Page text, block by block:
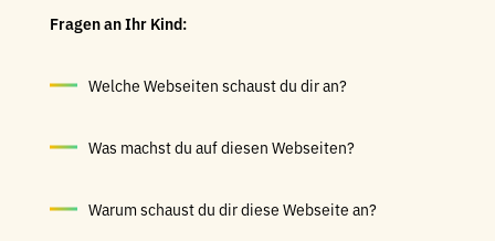
Fragen an Ihr Kind:
Welche Webseiten schaust du dir an?
Was machst du auf diesen Webseiten?
Warum schaust du dir diese Webseite an?